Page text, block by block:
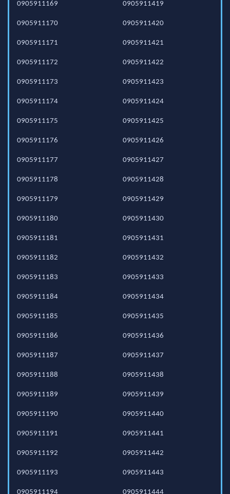
0905911169
0905911170
0905911171
0905911172
0905911173
0905911174
0905911175
0905911176
0905911177
0905911178
0905911179
0905911180
0905911181
0905911182
0905911183
0905911184
0905911185
0905911186
0905911187
0905911188
0905911189
0905911190
0905911191
0905911192
0905911193
0905911194
0905911419
0905911420
0905911421
0905911422
0905911423
0905911424
0905911425
0905911426
0905911427
0905911428
0905911429
0905911430
0905911431
0905911432
0905911433
0905911434
0905911435
0905911436
0905911437
0905911438
0905911439
0905911440
0905911441
0905911442
0905911443
0905911444